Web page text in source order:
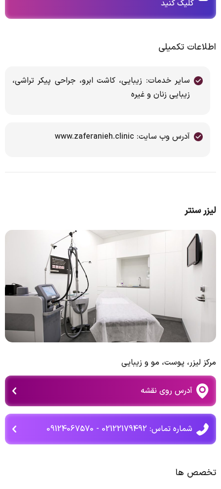
کلیک کنید
اطلاعات تکمیلی
سایر خدمات: زیبایی، کاشت ابرو، جراحی پیکر تراشی،
زیبایی زنان و غیره
آدرس وب سایت: www.zaferanieh.clinic
لیزر سنتر
مرکز لیزر، پوست، مو و زیبایی
آدرس روی نقشه
شماره تماس: 02122179492​ - 09124067570
تخصص ها